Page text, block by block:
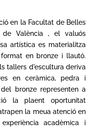
en la Facultat de Belles
València , el valuós
artística es materialitza
en bronze i llautó.
tallers d'escultura deriva
en ceràmica, pedra i
bronze representen a
la plaent oportunitat
la meua atenció en
acadèmica i